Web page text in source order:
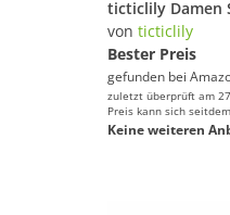
von ticticlily
Bester Preis
gefunden bei
zuletzt überprüft am
Preis kann sich
Keine weiteren